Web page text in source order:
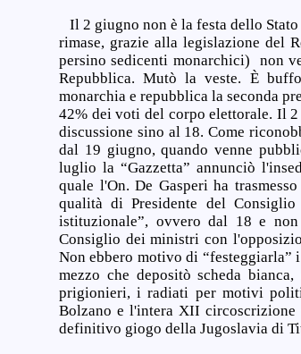
Il 2 giugno non è la festa dello
rimase, grazie alla legislazione del
persino sedicenti monarchici) non
Repubblica. Mutò la veste. È
monarchia e repubblica la seconda
42% dei voti del corpo elettorale. Il
discussione sino al 18. Come
dal 19 giugno, quando venne
luglio la “Gazzetta” annunciò
quale l'On. De Gasperi ha
qualità di Presidente del
istituzionale”, ovvero dal 18 e
Consiglio dei ministri con
Non ebbero motivo di
mezzo che depositò scheda
prigionieri, i radiati per motivi
Bolzano e l'intera XII
definitivo giogo della Jugoslavia di